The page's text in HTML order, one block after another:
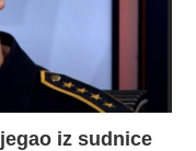
iz sudnice